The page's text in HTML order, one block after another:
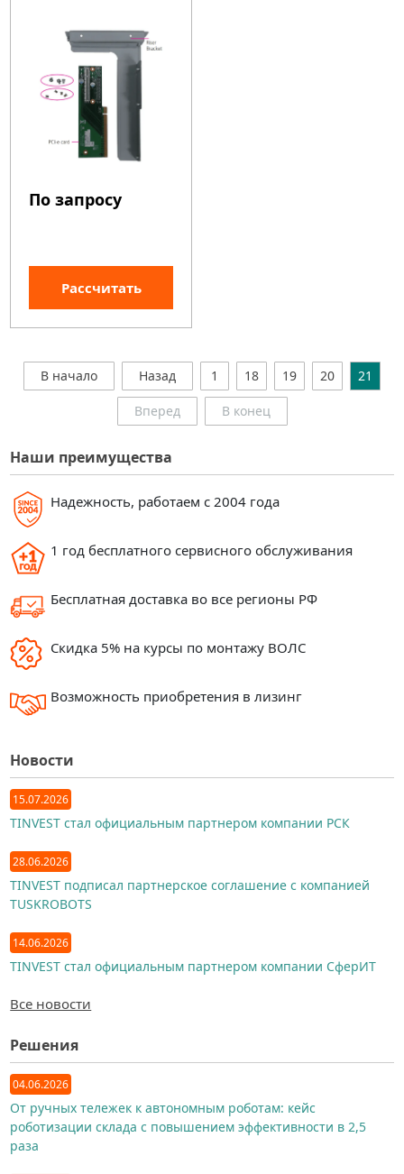
Наши преимущества
Надежность, работаем с 2004 года
1 год бесплатного сервисного обслуживания
Бесплатная доставка во все регионы РФ
Скидка 5% на курсы по монтажу ВОЛС
Возможность приобретения в лизинг
Новости
15.07.2026
TINVEST стал официальным партнером компании РСК
28.06.2026
TINVEST подписал партнерское соглашение с компанией
TUSKROBOTS
14.06.2026
TINVEST стал официальным партнером компании СферИТ
Все новости
Решения
04.06.2026
От ручных тележек к автономным роботам: кейс
роботизации склада с повышением эффективности в 2,5
раза
По запросу
Рассчитать
В начало Назад 1 18 19 20 21
Вперед В конец